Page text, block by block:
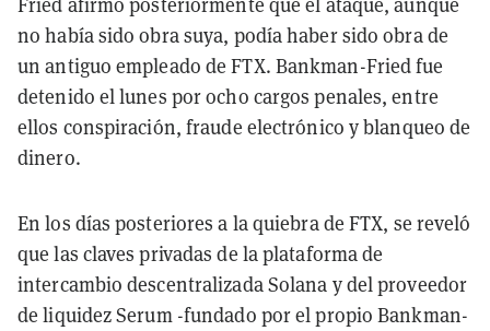
no había sido obra suya, podía haber sido obra de
un antiguo empleado de FTX. Bankman-Fried fue
detenido el lunes por ocho cargos penales, entre
ellos conspiración, fraude electrónico y blanqueo de
dinero.
En los días posteriores a la quiebra de FTX, se reveló
que las claves privadas de la plataforma de
intercambio descentralizada Solana y del proveedor
de liquidez Serum -fundado por el propio Bankman-